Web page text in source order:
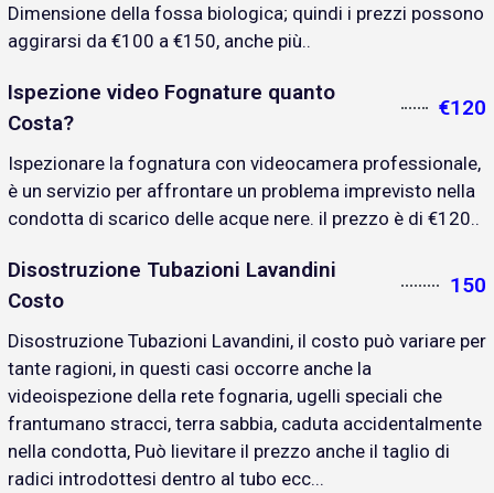
Dimensione della fossa biologica; quindi i prezzi possono
aggirarsi da €100 a €150, anche più..
Ispezione video Fognature quanto
Costa?
€120
Ispezionare la fognatura con videocamera professionale,
è un servizio per affrontare un problema imprevisto nella
condotta di scarico delle acque nere. il prezzo è di €120..
Disostruzione Tubazioni Lavandini
Costo
150
Disostruzione Tubazioni Lavandini, il costo può variare per
tante ragioni, in questi casi occorre anche la
videoispezione della rete fognaria, ugelli speciali che
frantumano stracci, terra sabbia, caduta accidentalmente
nella condotta, Può lievitare il prezzo anche il taglio di
radici introdottesi dentro al tubo ecc...